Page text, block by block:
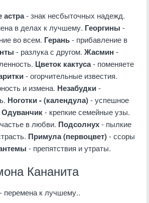
астра- знак несбыточных надежд.
в делах к лучшему. Георгины -
во всем. Герань- прибавление в
- разлука с другом. Жасмин -
Цветок кактуса- поменяете
- огорчительные известия.
и измена. Незабудки-
Ноготки - (календула)- успешное
Одуванчик- крепкие семейные узы.
в любви. Подсолнух- пылкие
Примула (первоцвет)- ссоры
- препятствия и утраты.
Кананита
- перемена к лучшему..